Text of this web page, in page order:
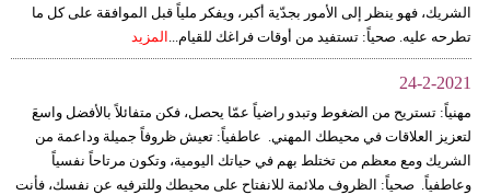
سيارات
الشريك، فهو ينظر إلى الأمور بجدّية أكبر، ويفكر ملياً قبل الموافقة على كل ما
تطرحه عليه. صحياً: تستفيد من أوقات فراغك للقيام... المزيد
24-2-2021
مهنياً: تستريح من الضغوط وتبدو راضياً عمّا يحصل، فكن متفائلاً بالأفضل واسعَ
لتعزيز العلاقات في محيطك المهني. عاطفياً: تعيش ظروفاً جميلة وداعمة من
الشريك ومع معظم من تختلط بهم في حياتك اليومية، وتكون مرتاحاً نفسياً
وعاطفياً. صحياً: الظروف ملائمة للانفتاح على محيطك وللترفيه عن نفسك، فأنت